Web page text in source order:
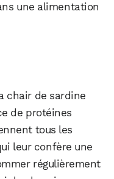
une alimentation
chair de sardine
de protéines
tous les
leur confère une
régulièrement